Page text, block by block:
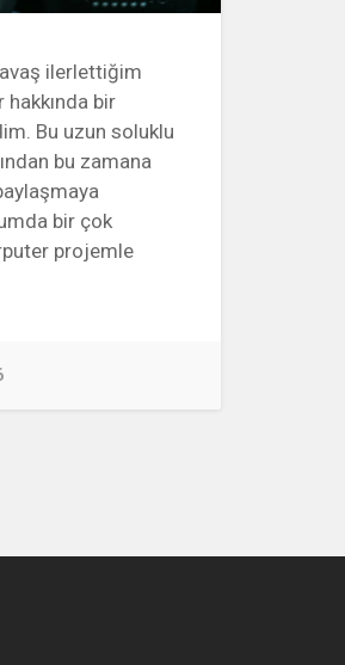
ilerlettiğim
bir
Bu uzun soluklu
bu zamana
bir çok
projemle